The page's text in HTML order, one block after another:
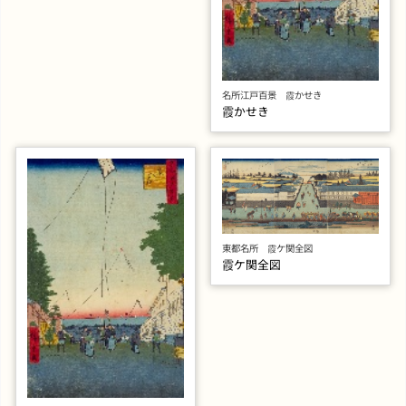
名所江戸百景 霞かせき
霞かせき
東都名所 霞ケ関全図
霞ケ関全図